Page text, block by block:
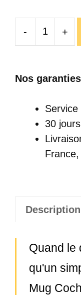
- +
Nos
30
Description
Quand le
qu'un
Mug